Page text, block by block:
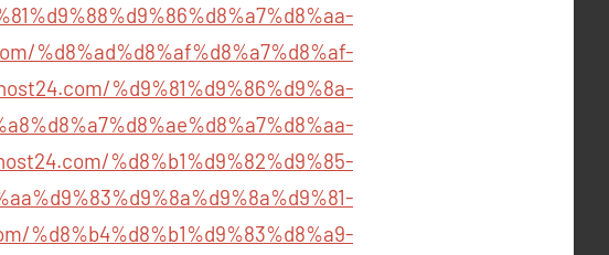
%d8%ad%d8%af%d8%a7%d8%af-
%d9%81%d9%86%d9%8a-
%d8%b1%d9%82%d9%85-
%d8%b4%d8%b1%d9%83%d8%a9-